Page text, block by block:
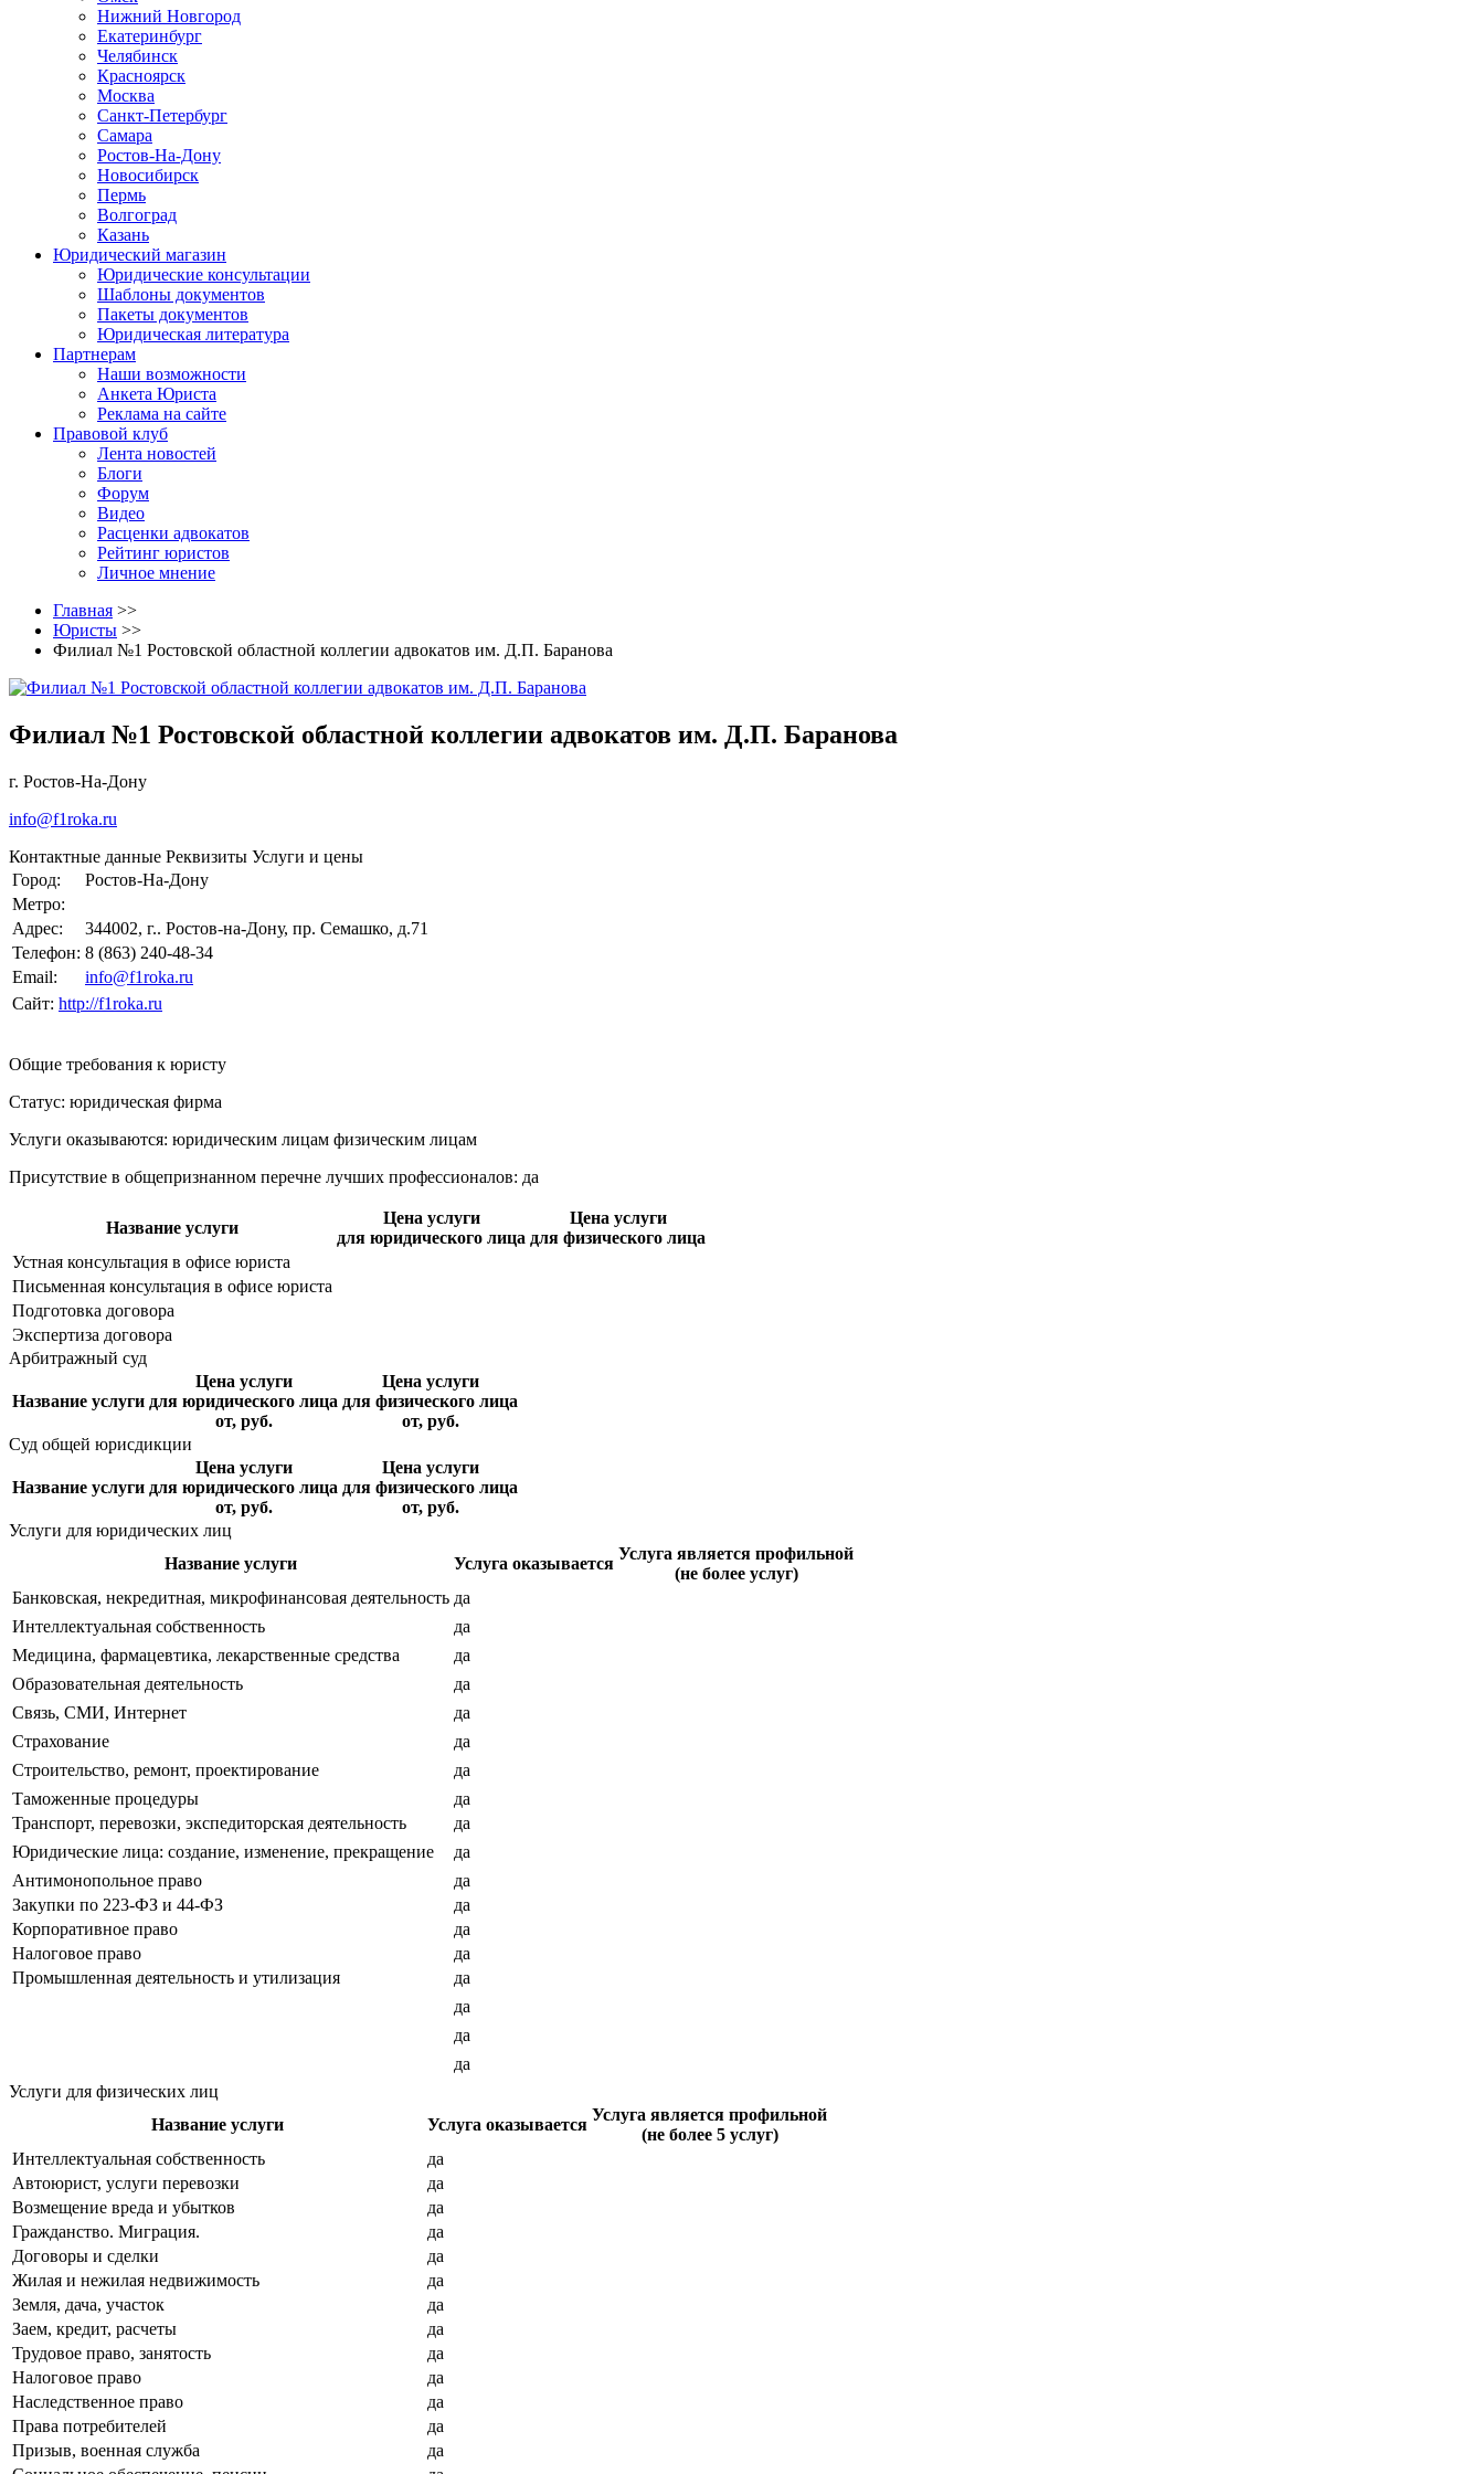
Нижний Новгород
Екатеринбург
Челябинск
Красноярск
Москва
Санкт-Петербург
Самара
Ростов-На-Дону
Новосибирск
Пермь
Волгоград
Казань
Юридический магазин
Юридические консультации
Шаблоны документов
Пакеты документов
Юридическая литература
Партнерам
Наши возможности
Анкета Юриста
Реклама на сайте
Правовой клуб
Лента новостей
Блоги
Форум
Видео
Расценки адвокатов
Рейтинг юристов
Личное мнение
Главная >>
Юристы >>
Филиал №1 Ростовской областной коллегии адвокатов им. Д.П. Баранова
Филиал №1 Ростовской областной коллегии адвокатов им. Д.П. Баранова
г. Ростов-На-Дону
info@f1roka.ru
Контактные данные Реквизиты Услуги и цены
Город:
Ростов-На-Дону
Метро:
Адрес:
344002, г.. Ростов-на-Дону, пр. Семашко, д.71
Телефон: 8 (863) 240-48-34
Email:
info@f1roka.ru
Сайт: http://f1roka.ru
Общие требования к юристу
Статус: юридическая фирма
Услуги оказываются: юридическим лицам физическим лицам
Присутствие в общепризнанном перечне лучших профессионалов: да
Название услуги
Цена услуги
для юридического лица
Цена услуги
для физического лица
Устная консультация в офисе юриста
Письменная консультация в офисе юриста
Подготовка договора
Экспертиза договора
Арбитражный суд
Название услуги
Цена услуги
для юридического лица
от, руб.
Цена услуги
для физического лица
от, руб.
Суд общей юрисдикции
Название услуги
Цена услуги
для юридического лица
от, руб.
Цена услуги
для физического лица
от, руб.
Услуги для юридических лиц
Название услуги
Услуга оказывается
Услуга является профильной
(не более услуг)
Банковская, некредитная, микрофинансовая деятельность да
Интеллектуальная собственность
да
Медицина, фармацевтика, лекарственные средства
да
Образовательная деятельность
да
Связь, СМИ, Интернет
да
Страхование
да
Строительство, ремонт, проектирование
да
Таможенные процедуры
да
Транспорт, перевозки, экспедиторская деятельность
да
Юридические лица: создание, изменение, прекращение
да
Антимонопольное право
да
Закупки по 223-ФЗ и 44-ФЗ
да
Корпоративное право
да
Налоговое право
да
Промышленная деятельность и утилизация
да
да
да
да
Услуги для физических лиц
Название услуги
Услуга оказывается
Услуга является профильной
(не более 5 услуг)
Интеллектуальная собственность
да
Автоюрист, услуги перевозки
да
Возмещение вреда и убытков
да
Гражданство. Миграция.
да
Договоры и сделки
да
Жилая и нежилая недвижимость
да
Земля, дача, участок
да
Заем, кредит, расчеты
да
Трудовое право, занятость
да
Налоговое право
да
Наследственное право
да
Права потребителей
да
Призыв, военная служба
да